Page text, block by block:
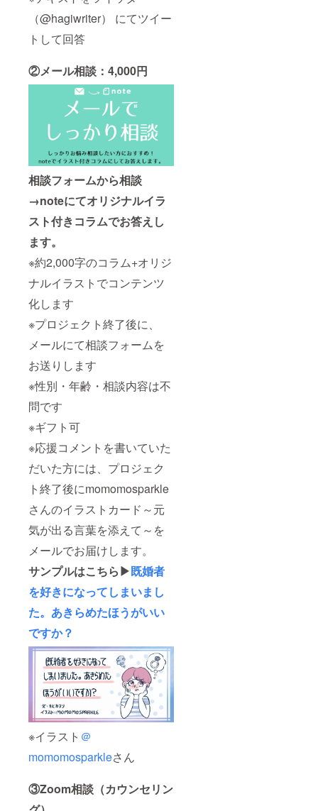
（@hagiwriter） にてツイー
トして回答
②メール相談：4,000円
相談フォームから相談
→noteにてオリジナルイラ
スト付きコラムでお答えし
ます。
※約2,000字のコラム+オリジ
ナルイラストでコンテンツ
化します
※プロジェクト終了後に、
メールにて相談フォームを
お送りします
※性別・年齢・相談内容は不
問です
※ギフト可
※応援コメントを書いていた
だいた方には、プロジェク
ト終了後にmomomosparkle
さんのイラストカード～元
気が出る言葉を添えて～を
メールでお届けします。
サンプルはこちら▶既婚者
を好きになってしまいまし
た。あきらめたほうがいい
ですか？
※イラスト ＠
momomosparkleさん
③Zoom相談（カウンセリン